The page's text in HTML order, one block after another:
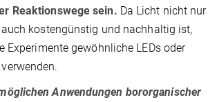
Reaktionswege sein. Da Licht nicht nur
kostengünstig und nachhaltig ist,
Experimente gewöhnliche LEDs oder
Anwendungen bororganischer